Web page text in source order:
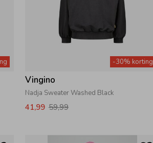
-30% korting
Vingino
Nadja Sweater Washed Black
41,99 59,99